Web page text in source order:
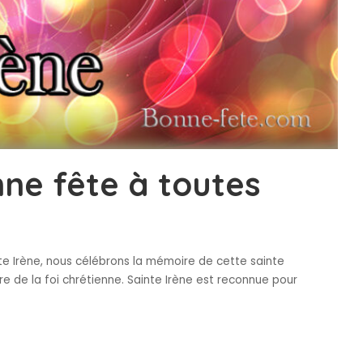
fête à toutes
Irène, nous célébrons la mémoire de cette sainte
de la foi chrétienne. Sainte Irène est reconnue pour